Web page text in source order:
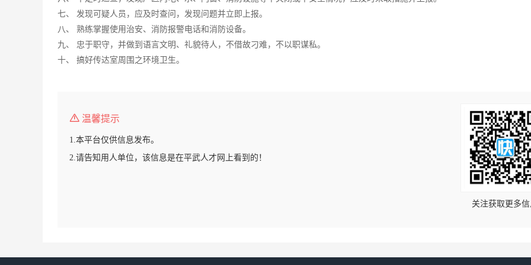
七、 发现可疑人员，应及时查问，发现问题并立即上报。
八、 熟练掌握使用治安、消防报警电话和消防设备。
九、 忠于职守，并做到语言文明、礼貌待人，不借故刁难，不以职谋私。
十、 搞好传达室周围之环境卫生。
温馨提示
1.本平台仅供信息发布。
2.请告知用人单位，该信息是在平武人才网上看到的！
关注获取更多